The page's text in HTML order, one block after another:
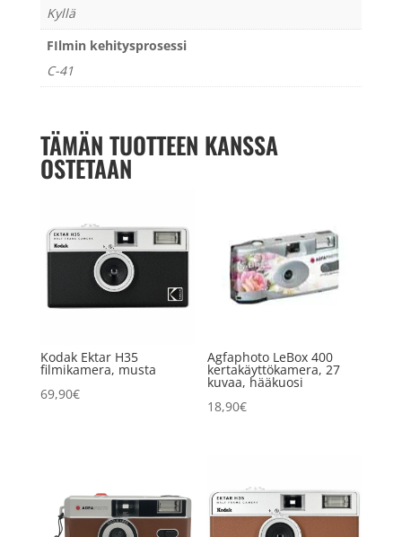
Kyllä
FIlmin kehitysprosessi
C-41
TÄMÄN TUOTTEEN KANSSA
OSTETAAN
Kodak Ektar H35
filmikamera, musta
69,90€
Agfaphoto LeBox 400
kertakäyttökamera, 27
kuvaa, hääkuosi
18,90€